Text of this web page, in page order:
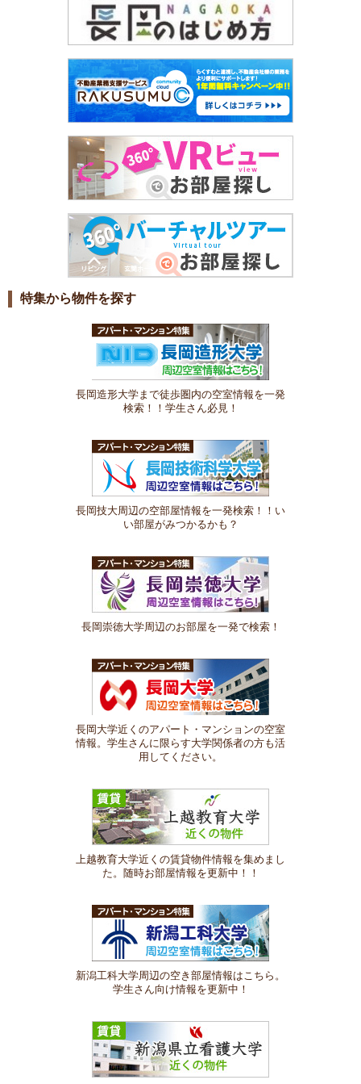
特集から物件を探す
長岡造形大学まで徒歩圏内の空室情報を一発
検索！！学生さん必見！
長岡技大周辺の空部屋情報を一発検索！！い
い部屋がみつかるかも？
長岡崇徳大学周辺のお部屋を一発で検索！
長岡大学近くのアパート・マンションの空室
情報。学生さんに限らす大学関係者の方も活
用してください。
上越教育大学近くの賃貸物件情報を集めまし
た。随時お部屋情報を更新中！！
新潟工科大学周辺の空き部屋情報はこちら。
学生さん向け情報を更新中！